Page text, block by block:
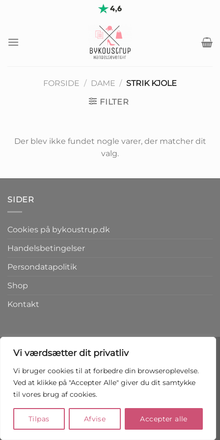
Vi værdsætter dit privatliv
Vi bruger cookies til at forbedre din browseroplevelse.
Ved at klikke på "Accepter Alle" giver du dit samtykke
til vores brug af cookies.
Tilpas Afvise Accepter alle
FORSIDE / DAME / STRIK KJOLE
FILTER
Der blev ikke fundet nogle varer, der matcher dit
valg.
SIDER
Cookies på bykoustrup.dk
Handelsbetingelser
Persondatapolitik
Shop
Kontakt
Copyright 2026 ©bykoustrup.dk
FORTRYD AFTALEN HER